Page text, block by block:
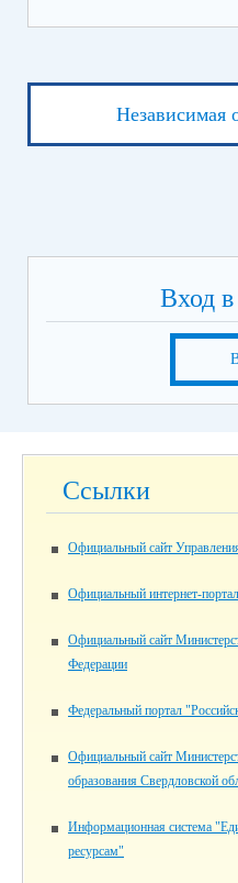
Независимая
Вход
Ссылки
Официальный сайт
Официальный интернет-
Официальный сайт
Федерации
Федеральный портал
Официальный сайт
образования Свердловской
Информационная система
ресурсам"